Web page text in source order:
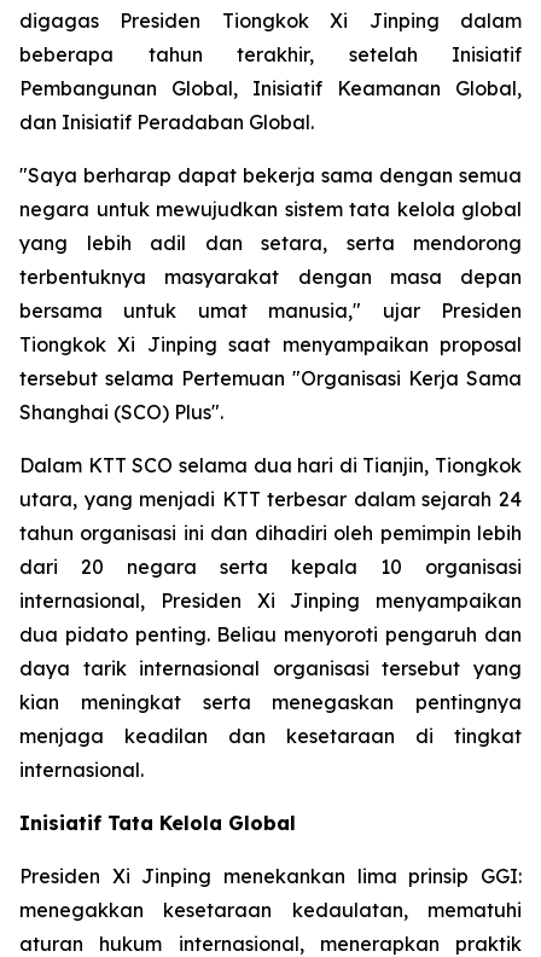
digagas Presiden Tiongkok Xi Jinping dalam
beberapa tahun terakhir, setelah Inisiatif
Pembangunan Global, Inisiatif Keamanan Global,
dan Inisiatif Peradaban Global.
"Saya berharap dapat bekerja sama dengan semua
negara untuk mewujudkan sistem tata kelola global
yang lebih adil dan setara, serta mendorong
terbentuknya masyarakat dengan masa depan
bersama untuk umat manusia," ujar Presiden
Tiongkok Xi Jinping saat menyampaikan proposal
tersebut selama Pertemuan "Organisasi Kerja Sama
Shanghai (SCO) Plus".
Dalam KTT SCO selama dua hari di Tianjin, Tiongkok
utara, yang menjadi KTT terbesar dalam sejarah 24
tahun organisasi ini dan dihadiri oleh pemimpin lebih
dari 20 negara serta kepala 10 organisasi
internasional, Presiden Xi Jinping menyampaikan
dua pidato penting. Beliau menyoroti pengaruh dan
daya tarik internasional organisasi tersebut yang
kian meningkat serta menegaskan pentingnya
menjaga keadilan dan kesetaraan di tingkat
internasional.
Inisiatif Tata Kelola Global
Presiden Xi Jinping menekankan lima prinsip GGI:
menegakkan kesetaraan kedaulatan, mematuhi
aturan hukum internasional, menerapkan praktik